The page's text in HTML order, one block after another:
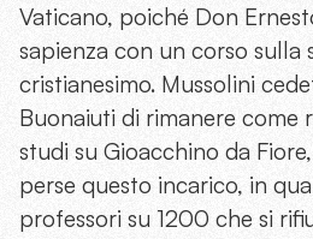
Vaticano, poiché Don
sapienza con un corso sulla
cristianesimo. Mussolini
Buonaiuti di rimanere come
studi su Gioacchino da
perse questo incarico, in
professori su 1200 che si